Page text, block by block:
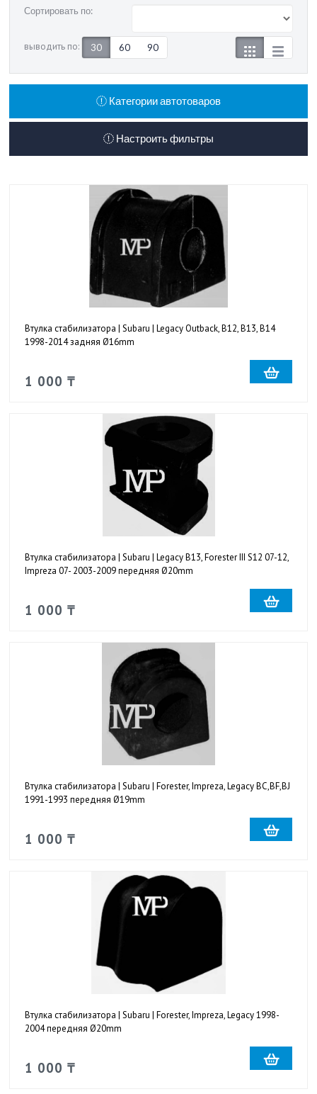
Сортировать по:
выводить по: 30 60 90
Категории автотоваров
Настроить фильтры
Втулка стабилизатора | Subaru | Legacy Outback, B12, B13, B14
1998-2014 задняя Ø16mm
1 000 ₸
Втулка стабилизатора | Subaru | Legacy B13, Forester III S12 07-12,
Impreza 07- 2003-2009 передняя Ø20mm
1 000 ₸
Втулка стабилизатора | Subaru | Forester, Impreza, Legacy BC,BF,BJ
1991-1993 передняя Ø19mm
1 000 ₸
Втулка стабилизатора | Subaru | Forester, Impreza, Legacy 1998-
2004 передняя Ø20mm
1 000 ₸